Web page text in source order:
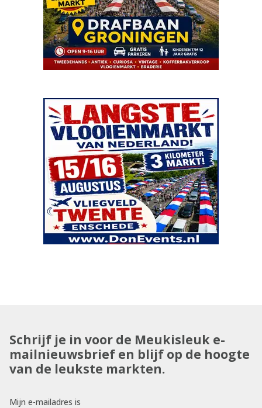
Schrijf je in voor de Meukisleuk e-
mailnieuwsbrief en blijf op de hoogte
van de leukste markten.
Mijn e-mailadres is